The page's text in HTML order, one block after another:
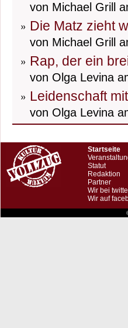
von Michael Grill
Die Matz zieht
von Michael Grill
Rap, der ein
von Olga Levina
Leidenschaft
von Olga Levina
Startseite
Statut
Redaktion
Partner
Wir bei
Wir auf